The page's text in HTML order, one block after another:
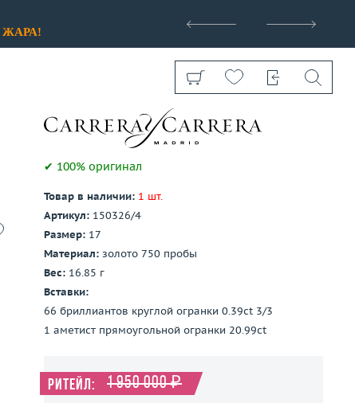
ЖАРА!
Показать все
✔ 100% оригинал
Товар в наличии: 1 шт.
Артикул: 150326/4
Размер: 17
Материал: золото 750 пробы
Вес: 16.85 г
Вставки:
66 бриллиантов круглой огранки 0.39ct 3/3
1 аметист прямоугольной огранки 20.99ct
Ритейл: 1 950 000 ₽